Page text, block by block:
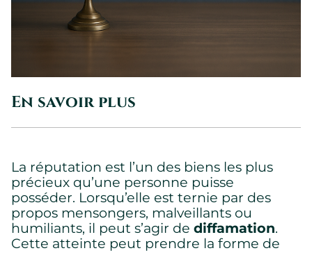
En savoir plus
La réputation est l’un des biens les plus
précieux qu’une personne puisse
posséder. Lorsqu’elle est ternie par des
propos mensongers, malveillants ou
humiliants, il peut s’agir de diffamation.
Cette atteinte peut prendre la forme de